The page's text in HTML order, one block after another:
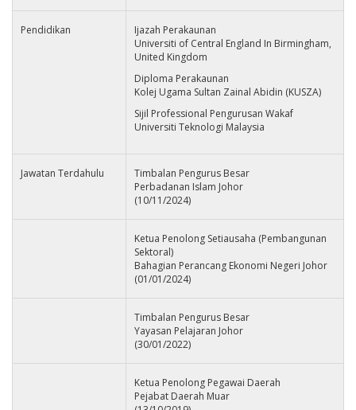
Pendidikan
Ijazah Perakaunan
Universiti of Central England In Birmingham,
United Kingdom
Diploma Perakaunan
Kolej Ugama Sultan Zainal Abidin (KUSZA)
Sijil Professional Pengurusan Wakaf
Universiti Teknologi Malaysia
Jawatan Terdahulu
Timbalan Pengurus Besar
Perbadanan Islam Johor
(10/11/2024)
Ketua Penolong Setiausaha (Pembangunan
Sektoral)
Bahagian Perancang Ekonomi Negeri Johor
(01/01/2024)
Timbalan Pengurus Besar
Yayasan Pelajaran Johor
(30/01/2022)
Ketua Penolong Pegawai Daerah
Pejabat Daerah Muar